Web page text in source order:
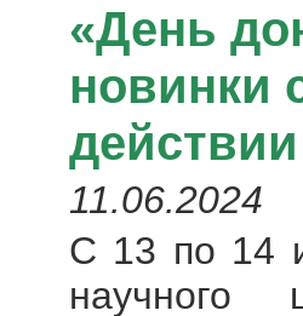
«День
новинки
действии
11.06.2024
С 13 по 14
научного